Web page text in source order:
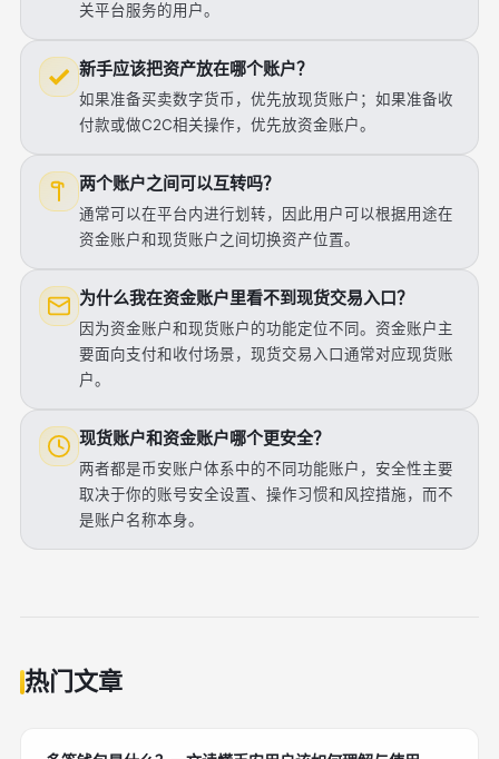
关平台服务的用户。
新手应该把资产放在哪个账户？
如果准备买卖数字货币，优先放现货账户；如果准备收
付款或做C2C相关操作，优先放资金账户。
两个账户之间可以互转吗？
通常可以在平台内进行划转，因此用户可以根据用途在
资金账户和现货账户之间切换资产位置。
为什么我在资金账户里看不到现货交易入口？
因为资金账户和现货账户的功能定位不同。资金账户主
要面向支付和收付场景，现货交易入口通常对应现货账
户。
现货账户和资金账户哪个更安全？
两者都是币安账户体系中的不同功能账户，安全性主要
取决于你的账号安全设置、操作习惯和风控措施，而不
是账户名称本身。
热门文章